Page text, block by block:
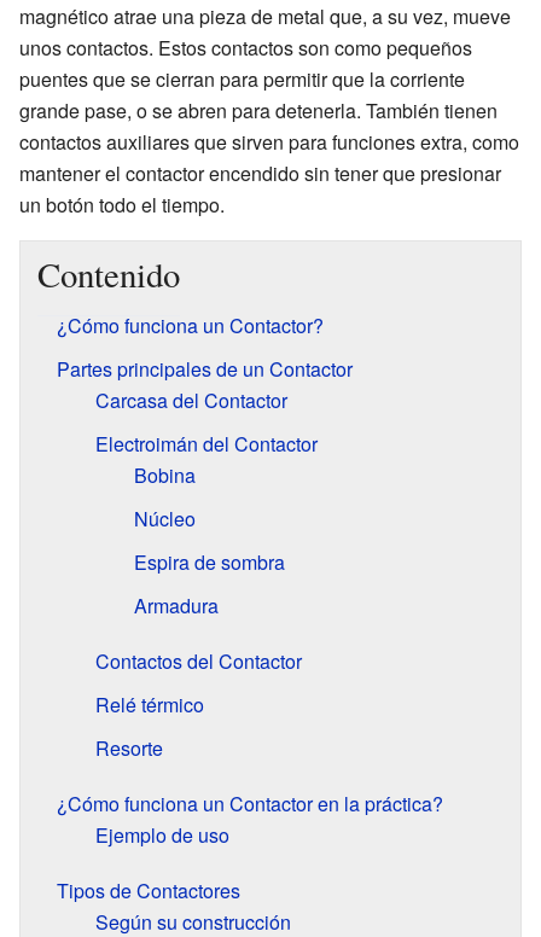
magnético atrae una pieza de metal que, a su vez, mueve
unos contactos. Estos contactos son como pequeños
puentes que se cierran para permitir que la corriente
grande pase, o se abren para detenerla. También tienen
contactos auxiliares que sirven para funciones extra, como
mantener el contactor encendido sin tener que presionar
un botón todo el tiempo.
Contenido
¿Cómo funciona un Contactor?
Partes principales de un Contactor
Carcasa del Contactor
Electroimán del Contactor
Bobina
Núcleo
Espira de sombra
Armadura
Contactos del Contactor
Relé térmico
Resorte
¿Cómo funciona un Contactor en la práctica?
Ejemplo de uso
Tipos de Contactores
Según su construcción